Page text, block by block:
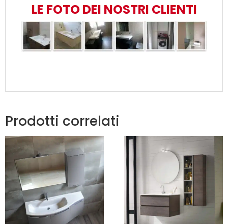
LE FOTO DEI NOSTRI CLIENTI
Prodotti correlati